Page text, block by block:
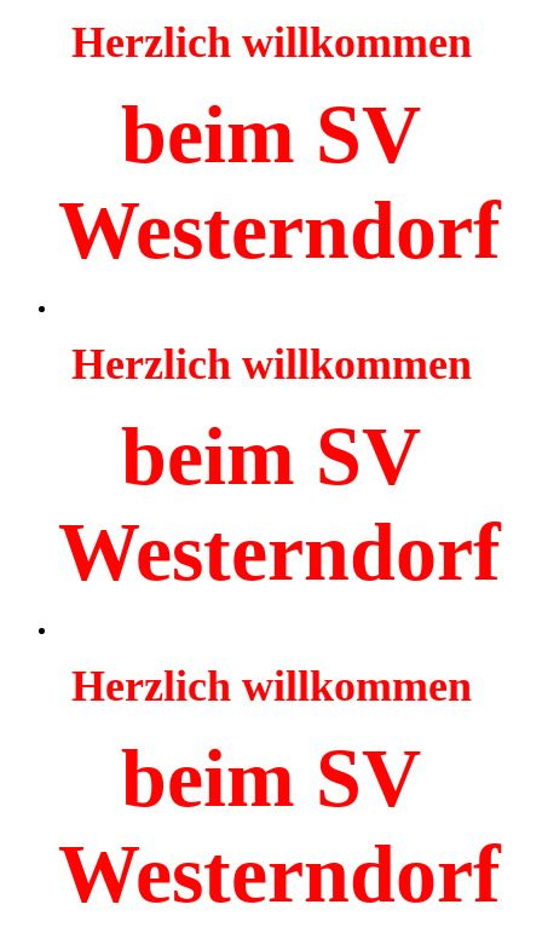
Herzlich willkommen
beim SV
Westerndorf
Herzlich willkommen
beim SV
Westerndorf
Herzlich willkommen
beim SV
Westerndorf